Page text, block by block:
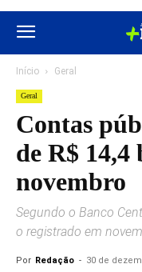
Início Geral
Geral
Contas
de R$ 14,4
novembro
Segundo o Banco
o registrado em
Por Redação - 30 de